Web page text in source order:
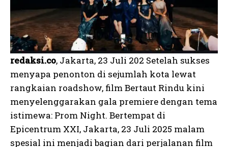
redaksi.co, Jakarta, 23 Juli 202 Setelah sukses
menyapa penonton di sejumlah kota lewat
rangkaian roadshow, film Bertaut Rindu kini
menyelenggarakan gala premiere dengan tema
istimewa: Prom Night. Bertempat di
Epicentrum XXI, Jakarta, 23 Juli 2025 malam
spesial ini menjadi bagian dari perjalanan film